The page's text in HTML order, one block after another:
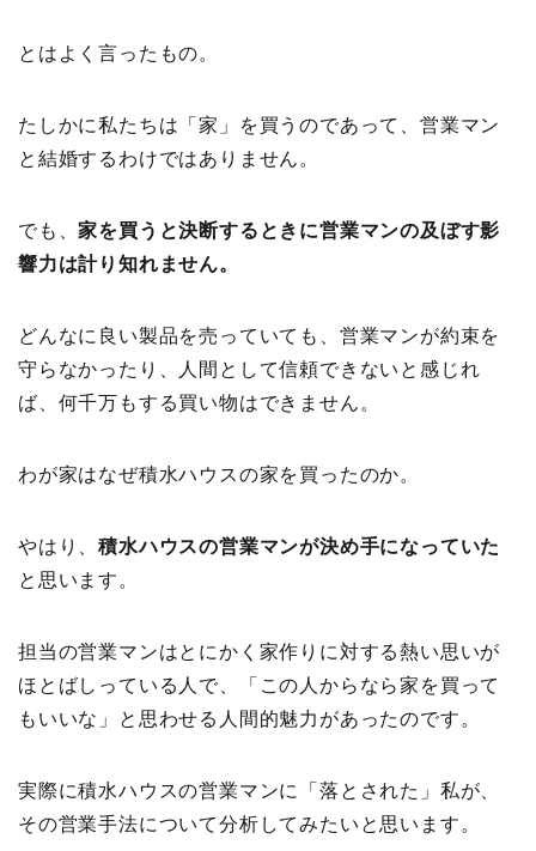
とはよく言ったもの。
たしかに私たちは「家」を買うのであって、営業マン
と結婚するわけではありません。
でも、家を買うと決断するときに営業マンの及ぼす影
響力は計り知れません。
どんなに良い製品を売っていても、営業マンが約束を
守らなかったり、人間として信頼できないと感じれ
ば、何千万もする買い物はできません。
わが家はなぜ積水ハウスの家を買ったのか。
やはり、積水ハウスの営業マンが決め手になっていた
と思います。
担当の営業マンはとにかく家作りに対する熱い思いが
ほとばしっている人で、「この人からなら家を買って
もいいな」と思わせる人間的魅力があったのです。
実際に積水ハウスの営業マンに「落とされた」私が、
その営業手法について分析してみたいと思います。